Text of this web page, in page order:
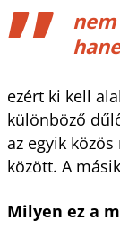
ezért ki kell
különböző
az egyik
között. A
Milyen ez a